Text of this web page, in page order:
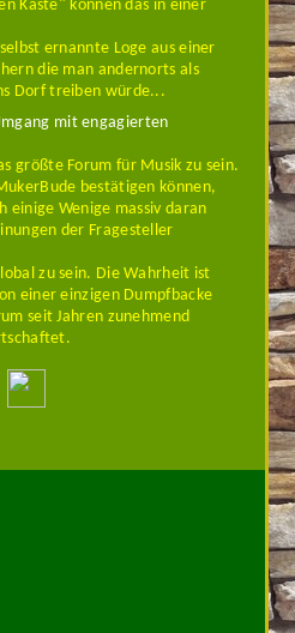
Kaste" können das in einer
ernannte Loge aus einer
die man andernorts als
Dorf treiben würde...
mit engagierten
größte Forum für Musik zu sein.
bestätigen können,
einige Wenige massiv daran
der Fragesteller
zu sein. Die Wahrheit ist
einer einzigen Dumpfbacke
seit Jahren zunehmend